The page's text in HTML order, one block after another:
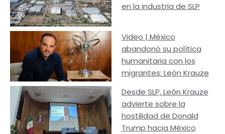
en la industria de SLP
Video | México
abandonó su política
humanitaria con los
migrantes: León Krauze
Desde SLP, León Krauze
advierte sobre la
hostilidad de Donald
Trump hacia México